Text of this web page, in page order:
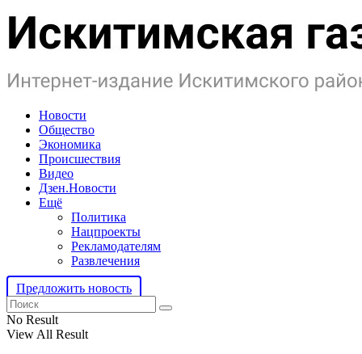
Новости
Общество
Экономика
Происшествия
Видео
Дзен.Новости
Ещё
Политика
Нацпроекты
Рекламодателям
Развлечения
Предложить новость
No Result
View All Result